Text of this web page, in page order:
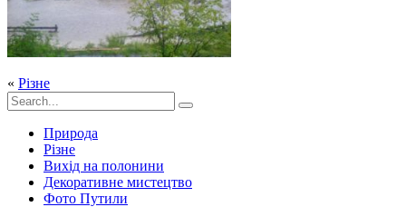
« Різне
Природа
Різне
Вихід на полонини
Декоративне мистецтво
Фото Путили